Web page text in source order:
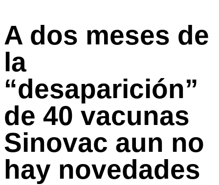
A dos meses de
la
“desaparición”
de 40 vacunas
Sinovac aun no
hay novedades